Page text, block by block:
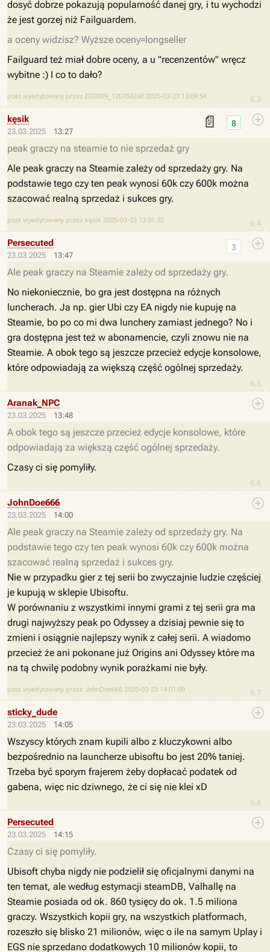
6.3
dosyć dobrze pokazują popularność danej gry, i tu wychodzi
że jest gorzej niż Failguardem.
a oceny widzisz? Wyższe oceny=longseller
Failguard też miał dobre oceny, a u "recenzentów" wręcz
wybitne :) I co to dało?
post wyedytowany przez EG2009_120754240 2025-03-23 13:09:54
23.03.2025 13:27
📄
6.4
8
kęsik
peak graczy na steamie to nie sprzedaż gry
Ale peak graczy na Steamie zależy od sprzedaży gry. Na
podstawie tego czy ten peak wynosi 60k czy 600k można
szacować realną sprzedaż i sukces gry.
post wyedytowany przez kęsik 2025-03-23 13:31:32
23.03.2025 13:47
6.5
3
Persecuted
Ale peak graczy na Steamie zależy od sprzedaży gry.
No niekoniecznie, bo gra jest dostępna na różnych
luncherach. Ja np. gier Ubi czy EA nigdy nie kupuję na
Steamie, bo po co mi dwa lunchery zamiast jednego? No i
gra dostępna jest też w abonamencie, czyli znowu nie na
Steamie. A obok tego są jeszcze przecież edycje konsolowe,
które odpowiadają za większą część ogólnej sprzedaży.
23.03.2025 13:48
6.6
Aranak_NPC
A obok tego są jeszcze przecież edycje konsolowe, które
odpowiadają za większą część ogólnej sprzedaży.
Czasy ci się pomyliły.
23.03.2025 14:00
6.7
JohnDoe666
Ale peak graczy na Steamie zależy od sprzedaży gry. Na
podstawie tego czy ten peak wynosi 60k czy 600k można
szacować realną sprzedaż i sukces gry.
Nie w przypadku gier z tej serii bo zwyczajnie ludzie częściej
je kupują w sklepie Ubisoftu.
W porównaniu z wszystkimi innymi grami z tej serii gra ma
drugi najwyższy peak po Odyssey a dzisiaj pewnie się to
zmieni i osiągnie najlepszy wynik z całej serii. A wiadomo
przecież że ani pokonane już Origins ani Odyssey które ma
na tą chwilę podobny wynik porażkami nie były.
post wyedytowany przez JohnDoe666 2025-03-23 14:01:09
23.03.2025 14:05
6.8
sticky_dude
Wszyscy których znam kupili albo z kluczykowni albo
bezpośrednio na launcherze ubisoftu bo jest 20% taniej.
Trzeba być sporym frajerem żeby dopłacać podatek od
gabena, więc nic dziwnego, że ci się nie klei xD
23.03.2025 14:15
Persecuted
Czasy ci się pomyliły.
Ubisoft chyba nigdy nie podzielił się oficjalnymi danymi na
ten temat, ale według estymacji steamDB, Valhallę na
Steamie posiada od ok. 860 tysięcy do ok. 1.5 miliona
graczy. Wszystkich kopii gry, na wszystkich platformach,
rozeszło się blisko 21 milionów, więc o ile na samym Uplay i
EGS nie sprzedano dodatkowych 10 milionów kopii, to